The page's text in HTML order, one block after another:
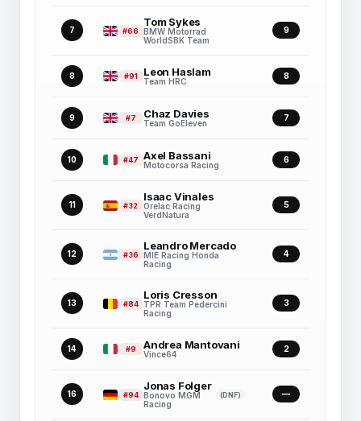
7 #66
Tom Sykes
BMW Motorrad
WorldSBK Team
9
8 #91 Leon Haslam
Team HRC
8
9 #7 Chaz Davies
Team GoEleven
7
10 #47 Axel Bassani
Motocorsa Racing
6
11 #32
Isaac Vinales
Orelac Racing
VerdNatura
5
12 #36
Leandro Mercado
MIE Racing Honda
Racing
4
13 #84
Loris Cresson
TPR Team Pedercini
Racing
3
14 #9 Andrea Mantovani
Vince64
2
16 #94
Jonas Folger
Bonovo MGM
Racing
(DNF) —